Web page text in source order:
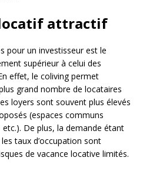
attractif
pour un investisseur est le
supérieur à celui des
effet, le coliving permet
grand nombre de locataires
loyers sont souvent plus élevés
(espaces communs
De plus, la demande étant
taux d’occupation sont
de vacance locative limités.